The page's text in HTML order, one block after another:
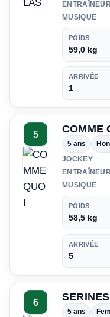
ENTRAÎNEUR
MUSIQUE
POIDS
59,0 kg
ARRIVÉE
1
5 COMME
5 ans
JOCKEY
ENTRAÎNEUR
MUSIQUE
POIDS
58,5 kg
ARRIVÉE
5
6 SERINES
5 ans